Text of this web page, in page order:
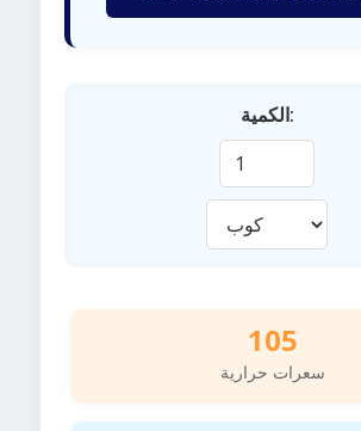
الكمية:
105
سعرات حرارية